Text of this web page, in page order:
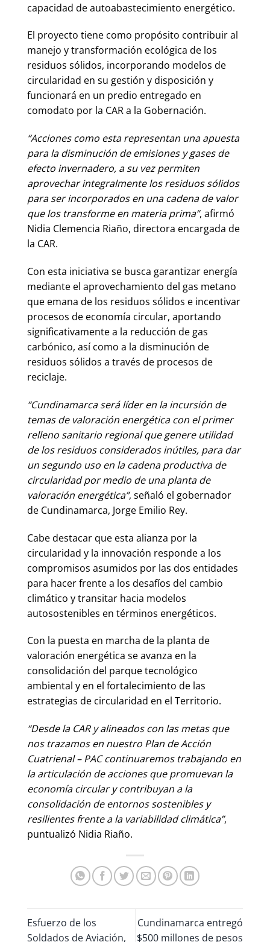
capacidad de autoabastecimiento energético.
El proyecto tiene como propósito contribuir al
manejo y transformación ecológica de los
residuos sólidos, incorporando modelos de
circularidad en su gestión y disposición y
funcionará en un predio entregado en
comodato por la CAR a la Gobernación.
“Acciones como esta representan una apuesta
para la disminución de emisiones y gases de
efecto invernadero, a su vez permiten
aprovechar integralmente los residuos sólidos
para ser incorporados en una cadena de valor
que los transforme en materia prima”, afirmó
Nidia Clemencia Riaño, directora encargada de
la CAR.
Con esta iniciativa se busca garantizar energía
mediante el aprovechamiento del gas metano
que emana de los residuos sólidos e incentivar
procesos de economía circular, aportando
significativamente a la reducción de gas
carbónico, así como a la disminución de
residuos sólidos a través de procesos de
reciclaje.
“Cundinamarca será líder en la incursión de
temas de valoración energética con el primer
relleno sanitario regional que genere utilidad
de los residuos considerados inútiles, para dar
un segundo uso en la cadena productiva de
circularidad por medio de una planta de
valoración energética”, señaló el gobernador
de Cundinamarca, Jorge Emilio Rey.
Cabe destacar que esta alianza por la
circularidad y la innovación responde a los
compromisos asumidos por las dos entidades
para hacer frente a los desafíos del cambio
climático y transitar hacia modelos
autosostenibles en términos energéticos.
Con la puesta en marcha de la planta de
valoración energética se avanza en la
consolidación del parque tecnológico
ambiental y en el fortalecimiento de las
estrategias de circularidad en el Territorio.
“Desde la CAR y alineados con las metas que
nos trazamos en nuestro Plan de Acción
Cuatrienal – PAC continuaremos trabajando en
la articulación de acciones que promuevan la
economía circular y contribuyan a la
consolidación de entornos sostenibles y
resilientes frente a la variabilidad climática”,
puntualizó Nidia Riaño.
Esfuerzo de los
Soldados de Aviación,
Cundinamarca entregó
$500 millones de pesos